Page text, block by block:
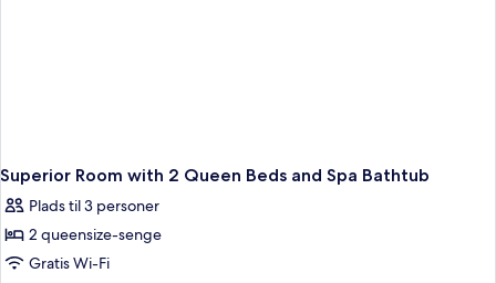
Superior Room with 2 Queen Beds and Spa Bathtub
Plads til 3 personer
2 queensize-senge
Gratis Wi-Fi